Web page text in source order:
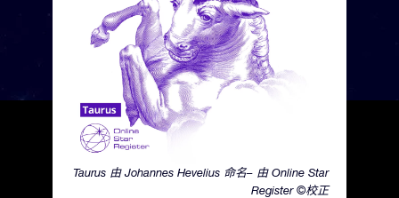
Taurus 由 Johannes Hevelius 命名– 由 Online Star
Register ©校正